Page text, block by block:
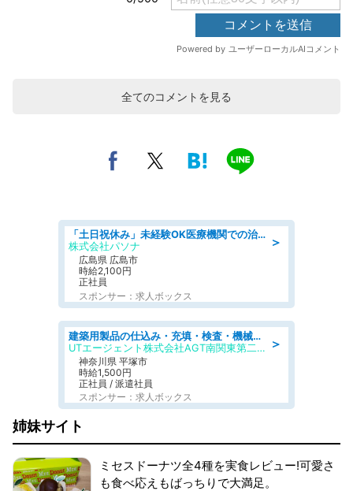
全てのコメントを見る
＞
「土日祝休み」未経験OK医療機関での治験コーディネーターのお仕事
株式会社パソナ
広島県 広島市
時給2,100円
正社員
スポンサー：求人ボックス
＞
建築用製品の仕込み・充填・検査・機械操作/寮完備/日払い/工場・製造
UTエージェント株式会社AGT南関東第二CU
神奈川県 平塚市
時給1,500円
正社員 / 派遣社員
スポンサー：求人ボックス
姉妹サイト
ミセスドーナツ全4種を実食レビュー!可愛さ
も食べ応えもばっちりで大満足。